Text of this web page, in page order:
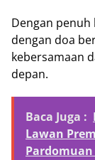
Dengan
dengan doa
kebersamaan
depan.
Baca Juga :
Lawan
Pardomuan